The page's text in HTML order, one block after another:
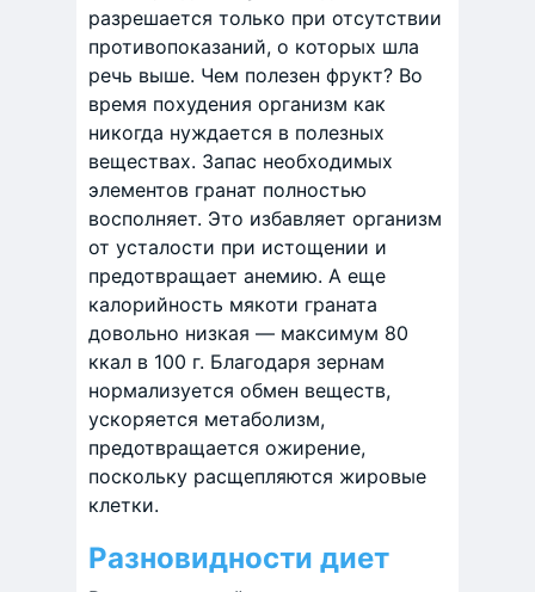
разрешается только при отсутствии
противопоказаний, о которых шла
речь выше. Чем полезен фрукт? Во
время похудения организм как
никогда нуждается в полезных
веществах. Запас необходимых
элементов гранат полностью
восполняет. Это избавляет организм
от усталости при истощении и
предотвращает анемию. А еще
калорийность мякоти граната
довольно низкая — максимум 80
ккал в 100 г. Благодаря зернам
нормализуется обмен веществ,
ускоряется метаболизм,
предотвращается ожирение,
поскольку расщепляются жировые
клетки.
Разновидности диет